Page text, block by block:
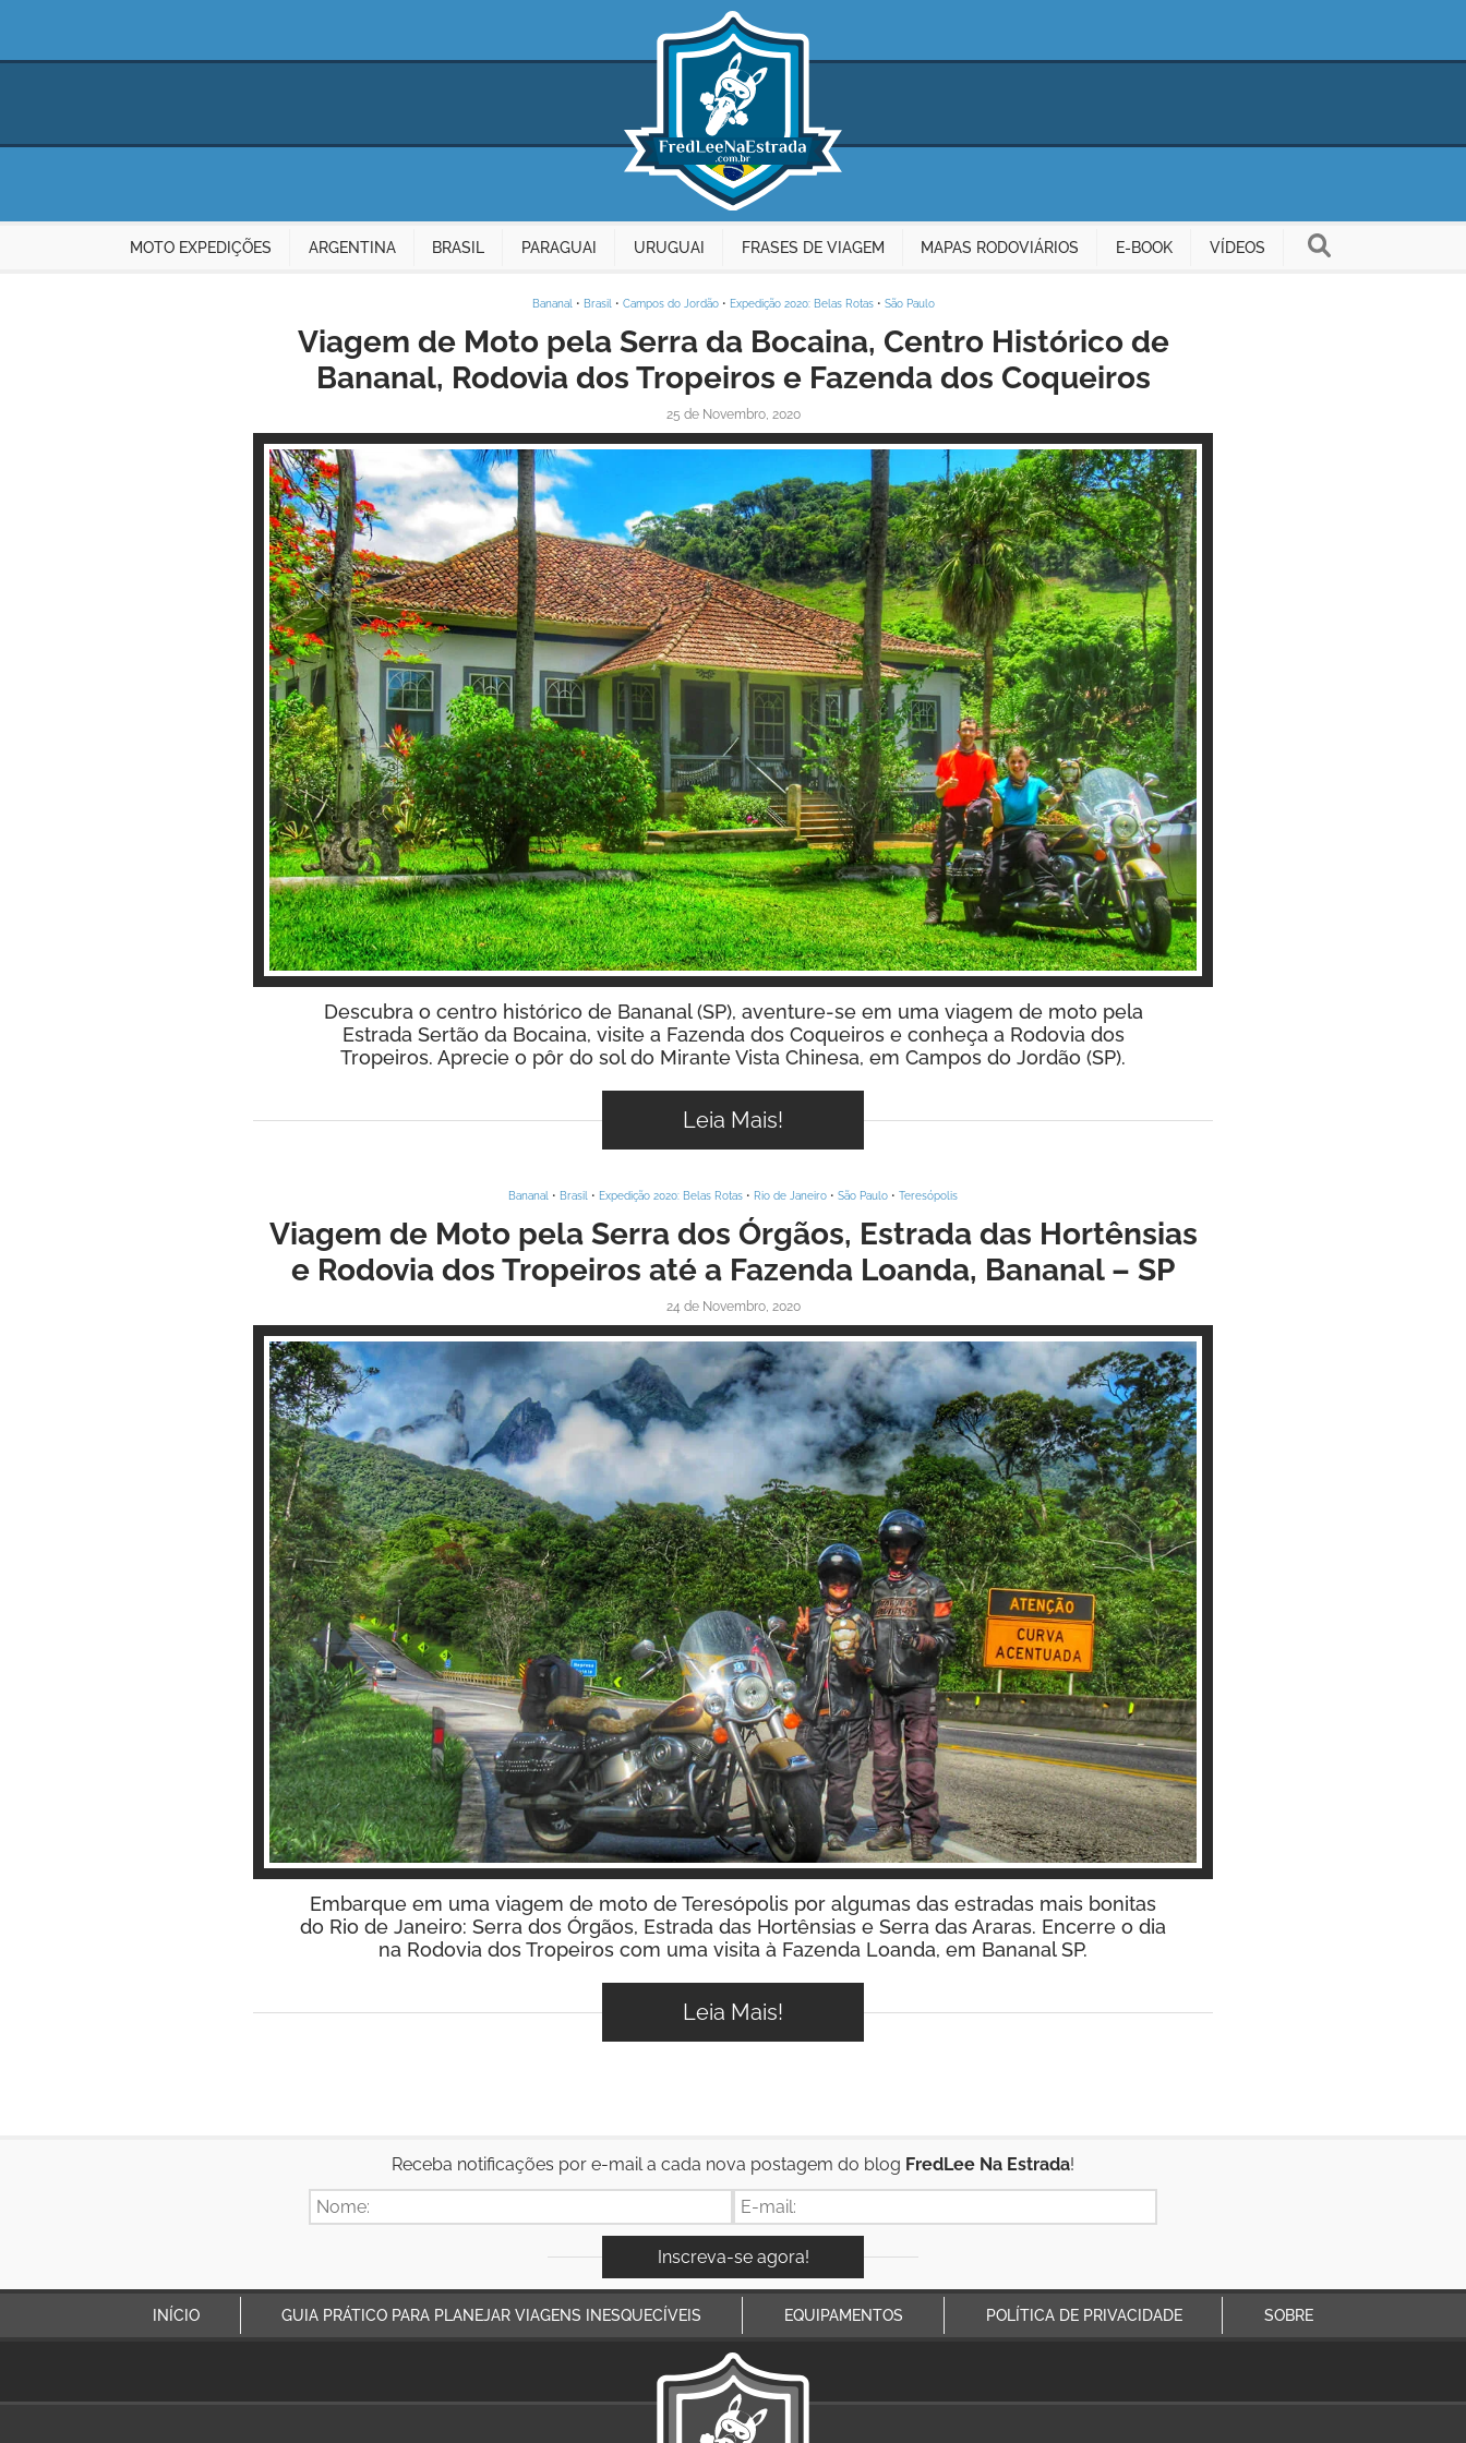
MOTO EXPEDIÇÕES ARGENTINA BRASIL PARAGUAI URUGUAI FRASES DE VIAGEM MAPAS RODOVIÁRIOS E-BOOK VÍDEOS
Bananal • Brasil • Campos do Jordão• Expedição 2020: Belas Rotas• São Paulo
Viagem de Moto pela Serra da Bocaina, Centro Histórico de
Bananal, Rodovia dos Tropeiros e Fazenda dos Coqueiros
25 de Novembro, 2020
Inspire-se!
Descubra o centro histórico de Bananal (SP), aventure-se em uma viagem de moto pela
Estrada Sertão da Bocaina, visite a Fazenda dos Coqueiros e conheça a Rodovia dos
Tropeiros. Aprecie o pôr do sol do Mirante Vista Chinesa, em Campos do Jordão (SP).
Leia Mais!
Bananal • Brasil • Expedição 2020: Belas Rotas • Rio de Janeiro • São Paulo • Teresópolis
Viagem de Moto pela Serra dos Órgãos, Estrada das Hortênsias
e Rodovia dos Tropeiros até a Fazenda Loanda, Bananal – SP
24 de Novembro, 2020
Inspire-se!
Embarque em uma viagem de moto de Teresópolis por algumas das estradas mais bonitas
do Rio de Janeiro: Serra dos Órgãos, Estrada das Hortênsias e Serra das Araras. Encerre o dia
na Rodovia dos Tropeiros com uma visita à Fazenda Loanda, em Bananal SP.
Leia Mais!
Receba notificações por e-mail a cada nova postagem do blog FredLee Na Estrada!
INÍCIO GUIA PRÁTICO PARA PLANEJAR VIAGENS INESQUECÍVEIS EQUIPAMENTOS POLÍTICA DE PRIVACIDADE SOBRE